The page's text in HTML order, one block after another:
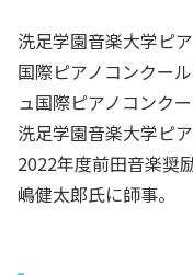
洗足学園音楽大学ピ
国際ピアノコンクー
ュ国際ピアノコンク
洗足学園音楽大学ピ
2022年度前田音楽奨
嶋健太郎氏に師事。